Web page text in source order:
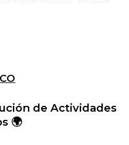
de Actividades
🌍